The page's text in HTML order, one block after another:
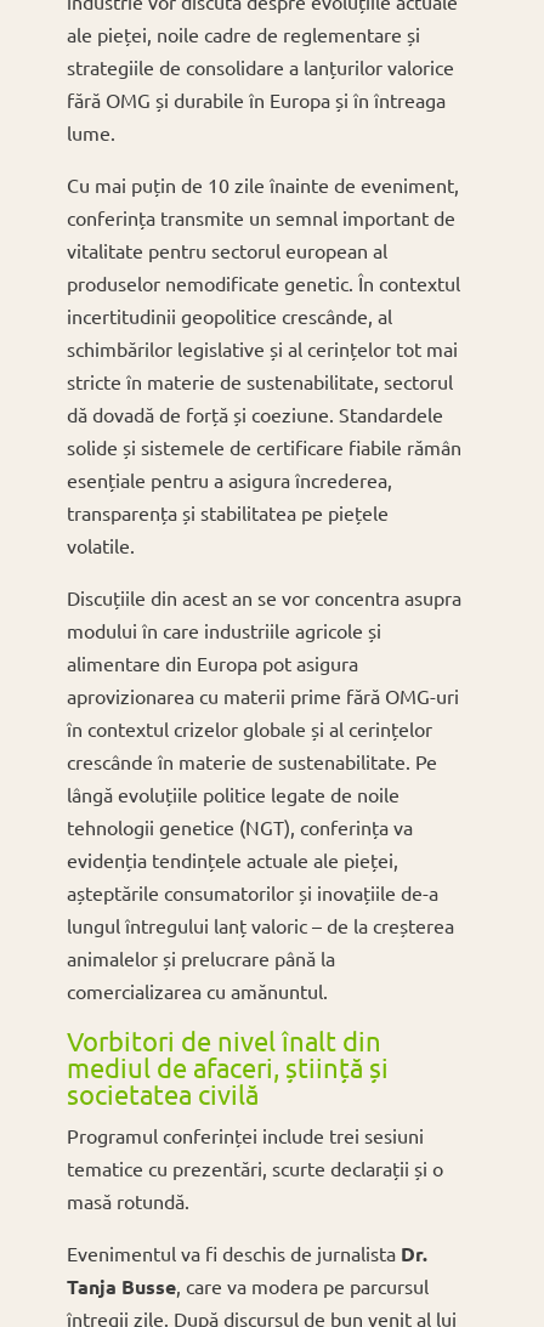
ale pieței, noile cadre de reglementare și
strategiile de consolidare a lanțurilor valorice
fără OMG și durabile în Europa și în întreaga
lume.
Cu mai puțin de 10 zile înainte de eveniment,
conferința transmite un semnal important de
vitalitate pentru sectorul european al
produselor nemodificate genetic. În contextul
incertitudinii geopolitice crescânde, al
schimbărilor legislative și al cerințelor tot mai
stricte în materie de sustenabilitate, sectorul
dă dovadă de forță și coeziune. Standardele
solide și sistemele de certificare fiabile rămân
esențiale pentru a asigura încrederea,
transparența și stabilitatea pe piețele
volatile.
Discuțiile din acest an se vor concentra asupra
modului în care industriile agricole și
alimentare din Europa pot asigura
aprovizionarea cu materii prime fără OMG-uri
în contextul crizelor globale și al cerințelor
crescânde în materie de sustenabilitate. Pe
lângă evoluțiile politice legate de noile
tehnologii genetice (NGT), conferința va
evidenția tendințele actuale ale pieței,
așteptările consumatorilor și inovațiile de-a
lungul întregului lanț valoric – de la creșterea
animalelor și prelucrare până la
comercializarea cu amănuntul.
Vorbitori de nivel înalt din
mediul de afaceri, știință și
societatea civilă
Programul conferinței include trei sesiuni
tematice cu prezentări, scurte declarații și o
masă rotundă.
Evenimentul va fi deschis de jurnalista Dr.
Tanja Busse, care va modera pe parcursul
întregii zile. După discursul de bun venit al lui